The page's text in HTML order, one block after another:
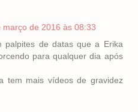
março de 2016 às 08:33
palpites de datas que a Erika
para qualquer dia após
tem mais vídeos de gravidez